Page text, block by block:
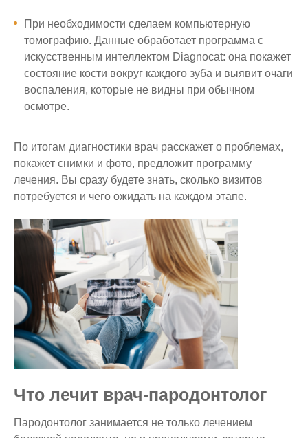
При необходимости сделаем компьютерную
томографию. Данные обработает программа с
искусственным интеллектом Diagnocat: она покажет
состояние кости вокруг каждого зуба и выявит очаги
воспаления, которые не видны при обычном
осмотре.
По итогам диагностики врач расскажет о проблемах,
покажет снимки и фото, предложит программу
лечения. Вы сразу будете знать, сколько визитов
потребуется и чего ожидать на каждом этапе.
Что лечит врач-пародонтолог
Пародонтолог занимается не только лечением